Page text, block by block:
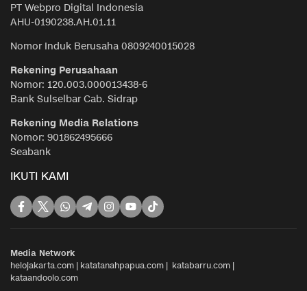
PT Webpro Digital Indonesia
AHU-0190238.AH.01.11
Nomor Induk Berusaha 0809240015028
Rekening Perusahaan
Nomor: 120.003.000013438-6
Bank Sulselbar Cab. Sidrap
Rekening Media Relations
Nomor: 901862495666
Seabank
IKUTI KAMI
Media Network
helojakarta.com | katatanahpapua.com | katabarru.com |
kataandoolo.com